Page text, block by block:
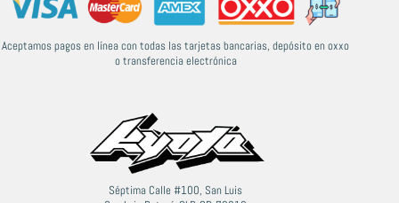
Aceptamos pagos en línea con todas las tarjetas bancarias, depósito en oxxo
o transferencia electrónica
Séptima Calle #100, San Luis